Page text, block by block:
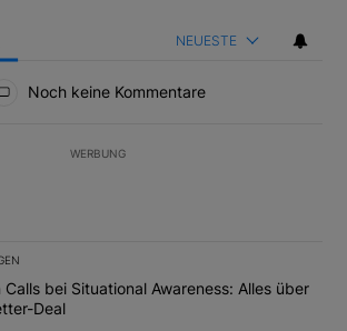
Folgen
NEUESTE
Noch keine Kommentare
WERBUNG
eine Liste der am meisten kommentierten
dem Titel "Margin Calls bei Situational
Calls bei Situational Awareness: Alles über
Deal